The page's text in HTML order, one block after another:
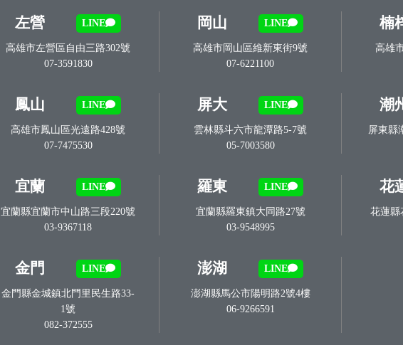
左營 LINE
高雄市左營區自由三路302號
07-3591830
岡山 LINE
高雄市岡山區維新東街9號
07-6221100
楠
高雄
鳳山 LINE
高雄市鳳山區光遠路428號
07-7475530
屏大 LINE
雲林縣斗六市龍潭路5-7號
05-7003580
潮
屏東縣
宜蘭 LINE
宜蘭縣宜蘭市中山路三段220號
03-9367118
羅東 LINE
宜蘭縣羅東鎮大同路27號
03-9548995
花
花蓮縣
金門 LINE
金門縣金城鎮北門里民生路33-
1號
082-372555
澎湖 LINE
澎湖縣馬公市陽明路2號4樓
06-9266591